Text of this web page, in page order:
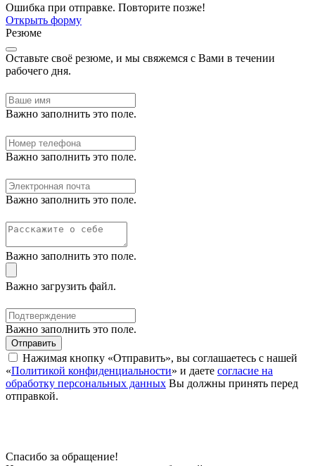
Ошибка при отправке. Повторите позже!
Открыть форму
Резюме
Оставьте своё резюме, и мы свяжемся с Вами в течении
рабочего дня.
Важно заполнить это поле.
Важно заполнить это поле.
Важно заполнить это поле.
Важно заполнить это поле.
Важно загрузить файл.
Важно заполнить это поле.
Отправить
Нажимая кнопку «Отправить», вы соглашаетесь с нашей
«Политикой конфиденциальности» и даете согласие на
обработку персональных данных Вы должны принять перед
отправкой.
Спасибо за обращение!